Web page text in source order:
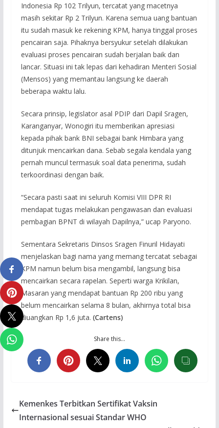
Indonesia Rp 102 Trilyun, tercatat yang macetnya
masih sekitar Rp 2 Trilyun. Karena semua uang bantuan
itu sudah masuk ke rekening KPM, hanya tinggal proses
pencairan saja. Pihaknya bersyukur setelah dilakukan
evaluasi proses pencairan sudah berjalan baik dan
lancar. Situasi ini tak lepas dari kehadiran Menteri Sosial
(Mensos) yang memantau langsung ke daerah
beberapa waktu lalu.
Secara prinsip, legislator asal PDIP dari Dapil Sragen,
Karanganyar, Wonogiri itu memberikan apresiasi
kepada pihak bank BNI sebagai bank Himbara yang
ditunjuk mencairkan dana. Sebab segala kendala yang
pernah muncul termasuk soal data penerima, sudah
terkoordinasi dengan baik.
“Secara pasti saat ini seluruh Komisi VIII DPR RI
mendapat tugas melakukan pengawasan dan evaluasi
pembagian BPNT di wilayah Dapilnya,” ucap Paryono.
Sementara Sekretaris Dinsos Sragen Finuril Hidayati
menjelaskan bagi nama yang memang tercatat sebagai
KPM namun belum bisa mengambil, langsung bisa
mencairkan secara rapelan. Seperti warga Krikilan,
Masaran yang mendapat bantuan Rp 200 ribu yang
belum mencairkan selama 8 bulan, akhirnya total bisa
diuangkan Rp 1,6 juta. (Cartens)
Share this…
Kemenkes Terbitkan Sertifikat Vaksin
Internasional sesuai Standar WHO